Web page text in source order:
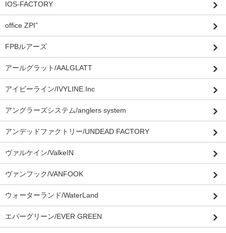
IOS-FACTORY
office ZPI”
FPBルアーズ
アールグラット/AALGLATT
アイビーライン/IVYLINE.Inc
アングラーズシステム/anglers system
アンデッドファクトリー/UNDEAD FACTORY
ヴァルケイン/ValkeIN
ヴァンフック/VANFOOK
ウォーターランド/WaterLand
エバーグリーン/EVER GREEN